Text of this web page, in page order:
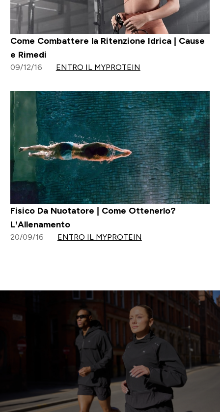
Come Combattere la Ritenzione Idrica | Cause
e Rimedi
09/12/16 ENTRO IL MYPROTEIN
Fisico Da Nuotatore | Come Ottenerlo?
L’Allenamento
20/09/16 ENTRO IL MYPROTEIN